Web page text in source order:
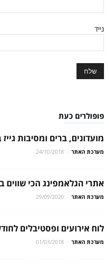
נייד
פופולרים כעת
מועדונים, ברים ומסיבות
מערכת האתר -
24/10/2018
אתרי הגלאמפינג הכי שווים
מערכת האתר -
29/09/2020
לוח אירועים ופסטיבלים
מערכת האתר -
01/03/2018